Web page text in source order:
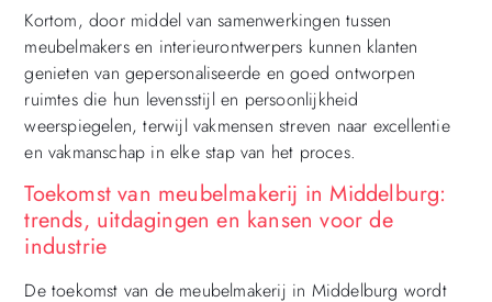
Kortom, door middel van samenwerkingen tussen
meubelmakers en interieurontwerpers kunnen klanten
genieten van gepersonaliseerde en goed ontworpen
ruimtes die hun levensstijl en persoonlijkheid
weerspiegelen, terwijl vakmensen streven naar excellentie
en vakmanschap in elke stap van het proces.
Toekomst van meubelmakerij in Middelburg:
trends, uitdagingen en kansen voor de
industrie
De toekomst van de meubelmakerij in Middelburg wordt